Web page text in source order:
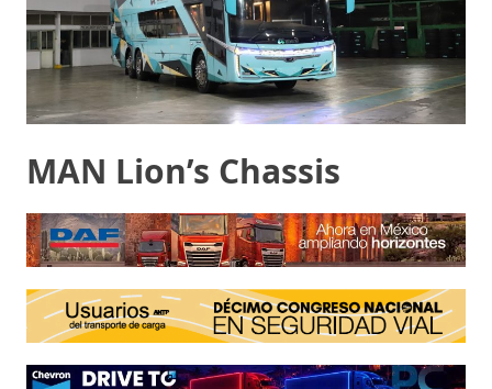
MAN Lion’s Chassis